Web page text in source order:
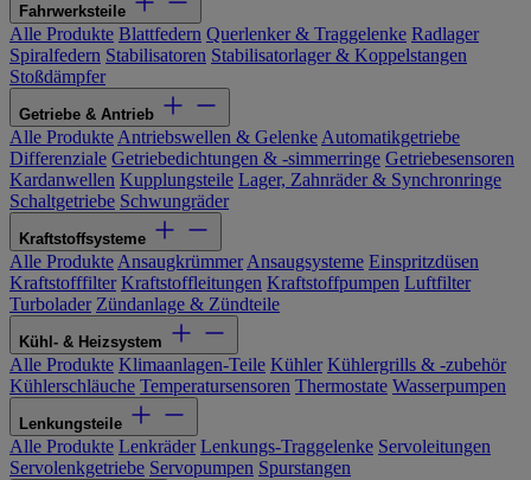
Fahrwerksteile
Alle Produkte Blattfedern Querlenker & Traggelenke Radlager
Spiralfedern Stabilisatoren Stabilisatorlager & Koppelstangen
Stoßdämpfer
Getriebe & Antrieb
Alle Produkte Antriebswellen & Gelenke Automatikgetriebe
Differenziale Getriebedichtungen & -simmerringe Getriebesensoren
Kardanwellen Kupplungsteile Lager, Zahnräder & Synchronringe
Schaltgetriebe Schwungräder
Kraftstoffsysteme
Alle Produkte Ansaugkrümmer Ansaugsysteme Einspritzdüsen
Kraftstofffilter Kraftstoffleitungen Kraftstoffpumpen Luftfilter
Turbolader Zündanlage & Zündteile
Kühl- & Heizsystem
Alle Produkte Klimaanlagen-Teile Kühler Kühlergrills & -zubehör
Kühlerschläuche Temperatursensoren Thermostate Wasserpumpen
Lenkungsteile
Alle Produkte Lenkräder Lenkungs-Traggelenke Servoleitungen
Servolenkgetriebe Servopumpen Spurstangen